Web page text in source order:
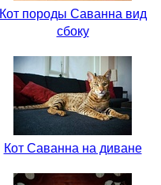
Кот породы Саванна вид
сбоку
Кот Саванна на диване